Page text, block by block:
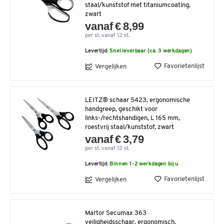
staal/kunststof met titaniumcoating,
zwart
vanaf € 8,99
per st. vanaf 12 st.
Levertijd:Snel leverbaar (ca. 3 werkdagen)
Vergelijken Favorietenlijst
LEITZ® schaar 5423, ergonomische
handgreep, geschikt voor
links-/rechtshandigen, L 165 mm,
roestvrij staal/kunststof, zwart
vanaf € 3,79
per st. vanaf 12 st.
Levertijd:Binnen 1-2 werkdagen bij u
Vergelijken Favorietenlijst
Martor Secumax 363
veiligheidsschaar, ergonomisch,